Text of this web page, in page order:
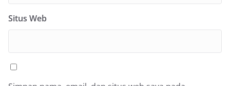
Situs Web